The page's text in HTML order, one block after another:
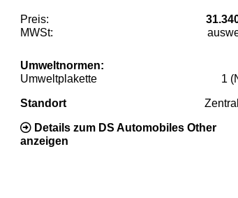
Preis:
MWSt:
Umweltnormen:
Umweltplakette
1
Standort
Details zum DS Automobiles Other
anzeigen